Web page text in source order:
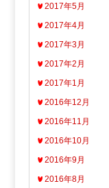
2017年5月
2017年4月
2017年3月
2017年2月
2017年1月
2016年12月
2016年11月
2016年10月
2016年9月
2016年8月